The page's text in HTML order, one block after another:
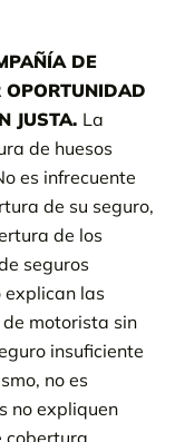
DE
OPORTUNIDAD
JUSTA. La
de huesos
es infrecuente
de su seguro,
de los
seguros
explican las
motorista sin
insuficiente
no es
no expliquen